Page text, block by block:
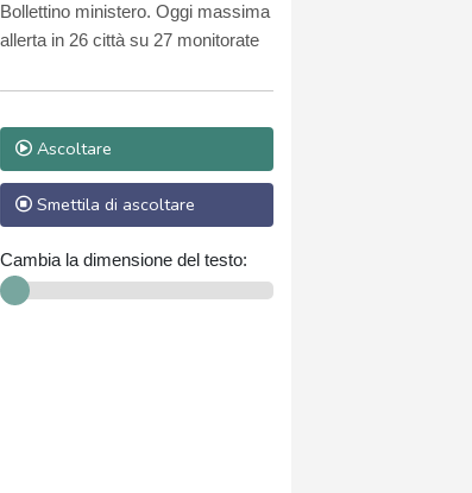
Bollettino ministero. Oggi massima
allerta in 26 città su 27 monitorate
Ascoltare
Smettila di ascoltare
Cambia la dimensione del testo: